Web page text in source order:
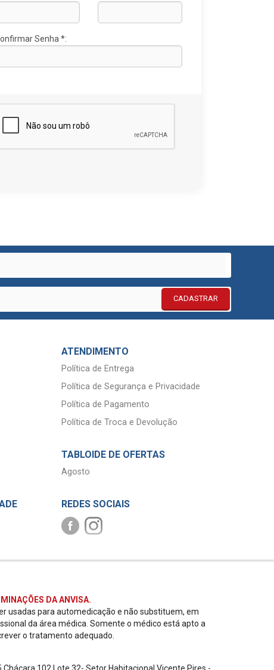
Senha *:
CADASTRAR
ATENDIMENTO
Política de Entrega
Política de Segurança e Privacidade
Política de Pagamento
Política de Troca e Devolução
TABLOIDE DE OFERTAS
Agosto
REDES SOCIAIS
DA ANVISA.
usadas para automedicação e não substituem, em
da área médica. Somente o médico está apto a
o tratamento adequado.
102 Lote 32- Setor Habitacional Vicente Pires -